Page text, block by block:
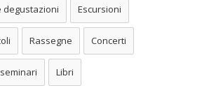
degustazioni Escursioni
Rassegne Concerti
Libri